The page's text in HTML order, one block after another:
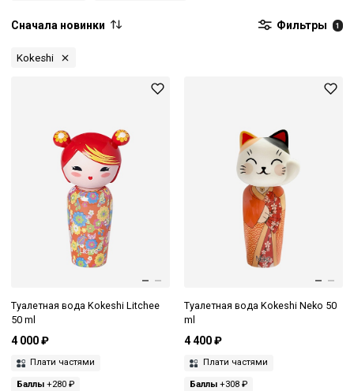
Сначала новинки Фильтры 1
Kokeshi
Туалетная вода Kokeshi Litchee
50 ml
4 000 ₽
Плати частями
Баллы +280 ₽
Туалетная вода Kokeshi Neko 50
ml
4 400 ₽
Плати частями
Баллы+308 ₽